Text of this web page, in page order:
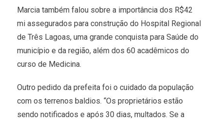
Marcia também falou sobre a importância dos R$42
mi assegurados para construção do Hospital Regional
de Três Lagoas, uma grande conquista para Saúde do
município e da região, além dos 60 acadêmicos do
curso de Medicina.
Outro pedido da prefeita foi o cuidado da população
com os terrenos baldios. “Os proprietários estão
sendo notificados e após 30 dias, multados. Se a